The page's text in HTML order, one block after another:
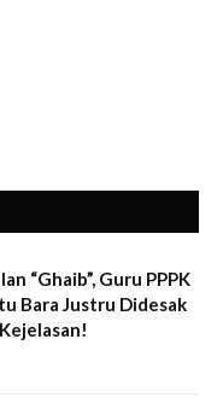
“Ghaib”, Guru PPPK
Bara Justru Didesak